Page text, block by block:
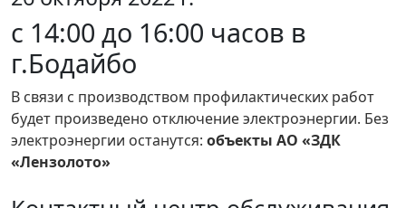
с 14:00 до 16:00 часов в
г.Бодайбо
В связи с производством профилактических работ
будет произведено отключение электроэнергии. Без
электроэнергии останутся: объекты АО «ЗДК
«Лензолото»